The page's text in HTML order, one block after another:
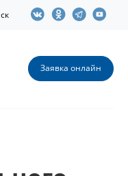
Заявка онлайн